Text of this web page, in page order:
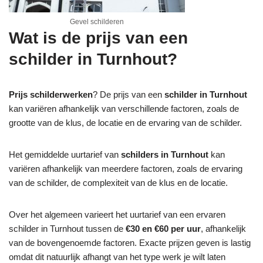
Gevel schilderen
Wat is de prijs van een
schilder in Turnhout?
Prijs schilderwerken? De prijs van een schilder in Turnhout
kan variëren afhankelijk van verschillende factoren, zoals de
grootte van de klus, de locatie en de ervaring van de schilder.
Het gemiddelde uurtarief van schilders in Turnhout kan
variëren afhankelijk van meerdere factoren, zoals de ervaring
van de schilder, de complexiteit van de klus en de locatie.
Over het algemeen varieert het uurtarief van een ervaren
schilder in Turnhout tussen de €30 en €60 per uur, afhankelijk
van de bovengenoemde factoren. Exacte prijzen geven is lastig
omdat dit natuurlijk afhangt van het type werk je wilt laten